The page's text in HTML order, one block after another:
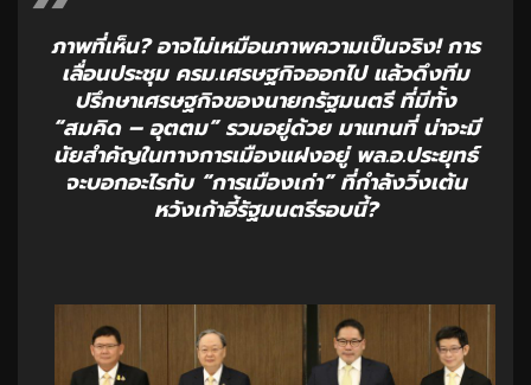
ภาพที่เห็น? อาจไม่เหมือนภาพความเป็นจริง! การ
เลื่อนประชุม ครม.เศรษฐกิจออกไป แล้วดึงทีม
ปรึกษาเศรษฐกิจของนายกรัฐมนตรี ที่มีทั้ง
“สมคิด – อุตตม” รวมอยู่ด้วย มาแทนที่ น่าจะมี
นัยสำคัญในทางการเมืองแฝงอยู่ พล.อ.ประยุทธ์
จะบอกอะไรกับ “การเมืองเก่า” ที่กำลังวิ่งเต้น
หวังเก้าอี้รัฐมนตรีรอบนี้?